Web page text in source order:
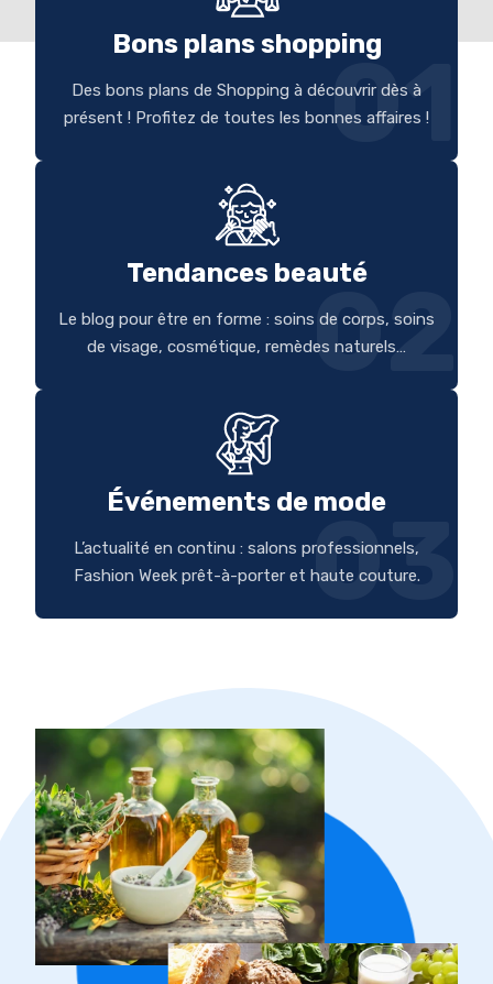
Bons plans shopping
Des bons plans de Shopping à découvrir dès à
présent ! Profitez de toutes les bonnes affaires !
01
Tendances beauté
Le blog pour être en forme : soins de corps, soins
de visage, cosmétique, remèdes naturels…
02
Événements de mode
L’actualité en continu : salons professionnels,
Fashion Week prêt-à-porter et haute couture.
03